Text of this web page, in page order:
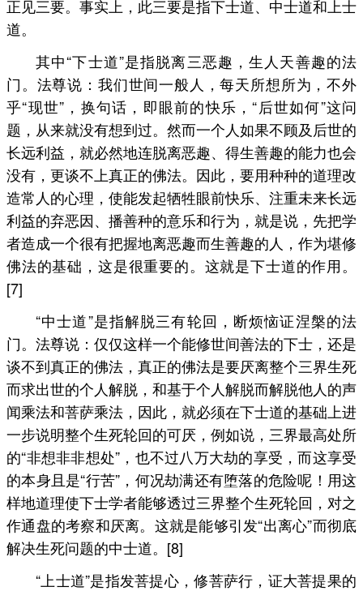
正见三要。事实上，此三要是指下士道、中士道和上士
道。
其中“下士道”是指脱离三恶趣，生人天善趣的法
门。法尊说：我们世间一般人，每天所想所为，不外
乎“现世”，换句话，即眼前的快乐，“后世如何”这问
题，从来就没有想到过。然而一个人如果不顾及后世的
长远利益，就必然地连脱离恶趣、得生善趣的能力也会
没有，更谈不上真正的佛法。因此，要用种种的道理改
造常人的心理，使能发起牺牲眼前快乐、注重未来长远
利益的弃恶因、播善种的意乐和行为，就是说，先把学
者造成一个很有把握地离恶趣而生善趣的人，作为堪修
佛法的基础，这是很重要的。这就是下士道的作用。
[7]
“中士道”是指解脱三有轮回，断烦恼证涅槃的法
门。法尊说：仅仅这样一个能修世间善法的下士，还是
谈不到真正的佛法，真正的佛法是要厌离整个三界生死
而求出世的个人解脱，和基于个人解脱而解脱他人的声
闻乘法和菩萨乘法，因此，就必须在下士道的基础上进
一步说明整个生死轮回的可厌，例如说，三界最高处所
的“非想非非想处”，也不过八万大劫的享受，而这享受
的本身且是“行苦”，何况劫满还有堕落的危险呢！用这
样地道理使下士学者能够透过三界整个生死轮回，对之
作通盘的考察和厌离。这就是能够引发“出离心”而彻底
解决生死问题的中士道。[8]
“上士道”是指发菩提心，修菩萨行，证大菩提果的